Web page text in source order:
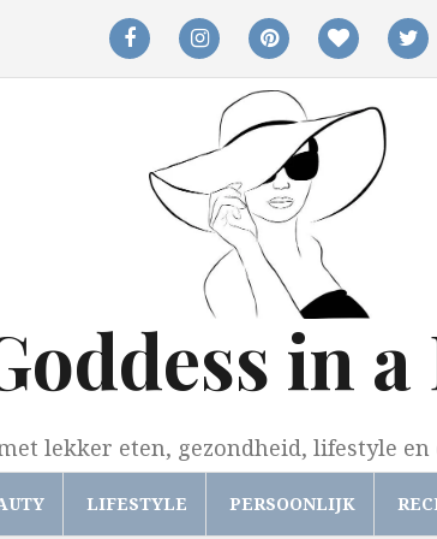
facebookinstagrampinterestbloglovin
in a
lekker eten, gezondheid, lifestyle
LIFESTYLE PERSOONLIJK